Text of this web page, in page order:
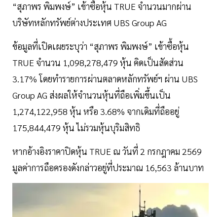
“สุภาพร พิมพงษ์” เข้าซื้อหุ้น TRUE จำนวนมากผ่าน
บริษัทหลักทรัพย์ต่างประเทศ UBS Group AG
ข้อมูลที่เปิดเผยระบุว่า “สุภาพร พิมพงษ์” เข้าซื้อหุ้น
TRUE จำนวน 1,098,278,479 หุ้น คิดเป็นสัดส่วน
3.17% โดยทำรายการผ่านตลาดหลักทรัพย์ฯ ผ่าน UBS
Group AG ส่งผลให้จำนวนหุ้นที่ถือเพิ่มขึ้นเป็น
1,274,122,958 หุ้น หรือ 3.68% จากเดิมที่ถืออยู่
175,844,479 หุ้น ไม่รวมหุ้นบุริมสิทธิ
หากอ้างอิงราคาปิดหุ้น TRUE ณ วันที่ 2 กรกฎาคม 2569
มูลค่าการถือครองดังกล่าวอยู่ที่ประมาณ 16,563 ล้านบาท